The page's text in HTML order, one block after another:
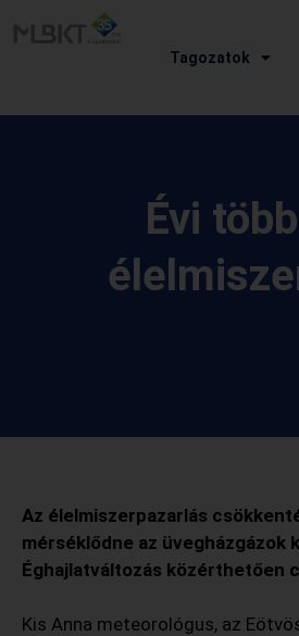
Tagozatok
Évi
Az élelmiszerpazarlás
mérséklődne az
Éghajlatváltozás közérthetően
Kis Anna meteorológus, az